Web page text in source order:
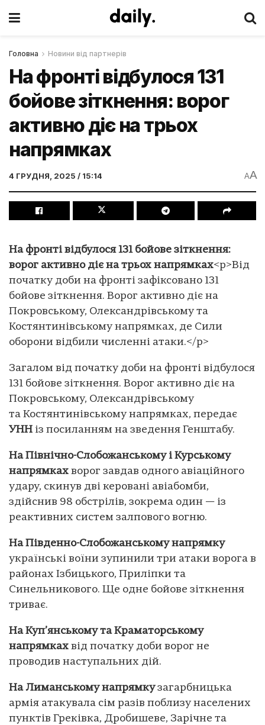
Головна Новини від партнерів
На фронті відбулося 131
бойове зіткнення: ворог
активно діє на трьох
напрямках
4 ГРУДНЯ, 2025 / 15:14 AA
На фронті відбулося 131 бойове зіткнення:
ворог активно діє на трьох напрямках<p>Від
початку доби на фронті зафіксовано 131
бойове зіткнення. Ворог активно діє на
Покровському, Олександрівському та
Костянтинівському напрямках, де Сили
оборони відбили численні атаки.</p>
Загалом від початку доби на фронті відбулося
131 бойове зіткнення. Ворог активно діє на
Покровському, Олександрівському
та Костянтинівському напрямках, передає
УНН із посиланням на зведення Генштабу.
На Північно-Слобожанському і Курському
напрямках ворог завдав одного авіаційного
удару, скинув дві керовані авіабомби,
здійснив 98 обстрілів, зокрема один — із
реактивних систем залпового вогню.
На Південно-Слобожанському напрямку
українські воїни зупинили три атаки ворога в
районах Ізбицького, Приліпки та
Синельникового. Ще одне бойове зіткнення
триває.
На Куп’янському та Краматорському
напрямках від початку доби ворог не
проводив наступальних дій.
На Лиманському напрямкузагарбницька
армія атакувала сім разів поблизу населених
пунктів Греківка, Дробишеве, Зарічне та